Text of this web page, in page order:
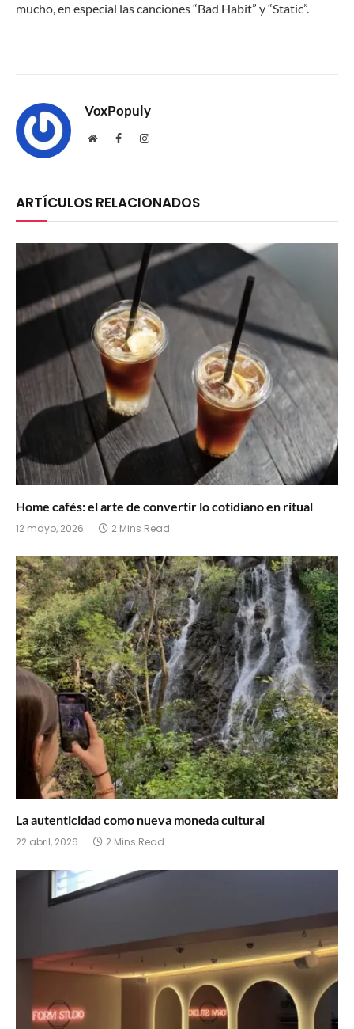
mucho, en especial las canciones “Bad Habit” y “Static”.
VoxPopuly
WebsiteFacebookInstagram
ARTÍCULOS RELACIONADOS
Home cafés: el arte de convertir lo cotidiano en ritual
12 mayo, 2026 2 Mins Read
La autenticidad como nueva moneda cultural
22 abril, 2026 2 Mins Read